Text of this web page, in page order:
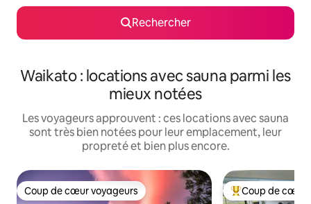
Rechercher
Waikato : locations avec sauna parmi les
mieux notées
Les voyageurs approuvent : ces locations avec sauna
sont très bien notées pour leur emplacement, leur
propreté et bien plus encore.
Coup de cœur voyageurs
Coup de cœur voyageurs Coups de cœur
Coup de cœur